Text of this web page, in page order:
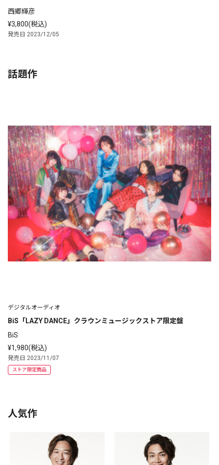
西郷輝彦
¥3,800(税込)
発売日 2023/12/05
話題作
デジタルオーディオ
BiS「LAZY DANCE」クラウンミュージックストア限定盤
BiS
¥1,980(税込)
発売日 2023/11/07
ストア限定商品
人気作